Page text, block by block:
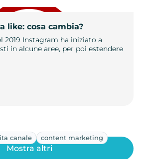
like: cosa cambia?
2019 Instagram ha iniziato a
in alcune aree, per poi estendere
canale
content marketing
Mostra altri